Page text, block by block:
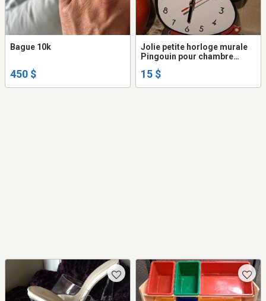
Bague 10k
450 $
Jolie petite horloge murale
Pingouin pour chambre
15 $